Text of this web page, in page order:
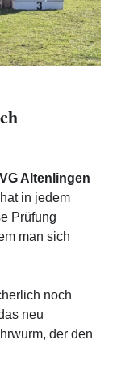
Altenlingen
in jedem
Prüfung
man sich
noch
neu
der den